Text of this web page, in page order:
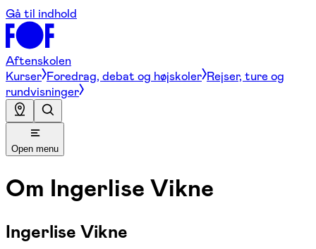
Gå til indhold
Aftenskolen
Kurser Foredrag, debat og højskoler Rejser, ture og
rundvisninger
Open menu
Om Ingerlise Vikne
Ingerlise Vikne